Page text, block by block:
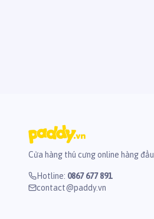
Cửa hàng thú cưng online hàng
Hotline: 0867 677 891
contact@paddy.vn